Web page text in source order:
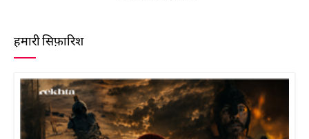
हमारी सिफ़ारिश